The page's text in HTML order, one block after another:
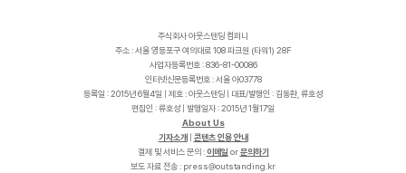
주식회사 아웃스탠딩 컴퍼니
주소 : 서울 영등포구 여의대로 108 파크원 (타워1) 28F
사업자등록번호 : 836-81-00086
인터넷신문등록번호 : 서울 아03778
등록일 : 2015년 6월4일 | 제호 : 아웃스탠딩 | 대표/발행인 : 김동환, 류호성
편집인 : 류호성 | 발행일자 : 2015년 1월17일
About Us
기자소개
콘텐츠 인용 안내
결제 및 서비스 문의 : 이메일 or문의하기
보도 자료 전송 :
r
k
.
g
n
i
d
n
a
t
s
t
u
o
@
s
s
e
r
p